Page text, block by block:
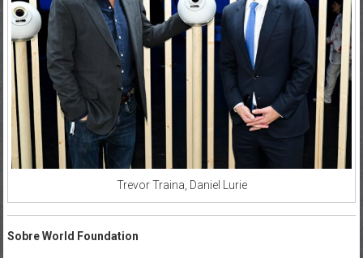
Trevor Traina, Daniel Lurie
Sobre World Foundation